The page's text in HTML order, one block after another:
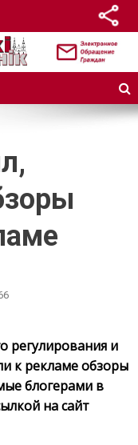
регулирования и
к рекламе обзоры
блогерами в
на сайт